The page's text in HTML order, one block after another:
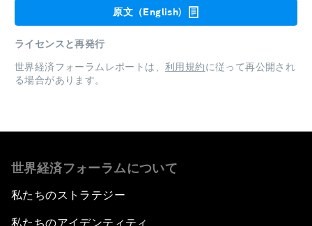
原文（English)
ライセンスと再発行
世界経済フォーラムレポートは、 利用規約に従って再公開され
る場合があります。
世界経済フォーラムについて
私たちのストラテジー
私たちのアイデンティティ